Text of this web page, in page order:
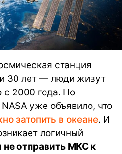
станция
30 лет — люди живут
с 2000 года. Но
уже объявило, что
затопить в океане. И
логичный
не отправить МКС к